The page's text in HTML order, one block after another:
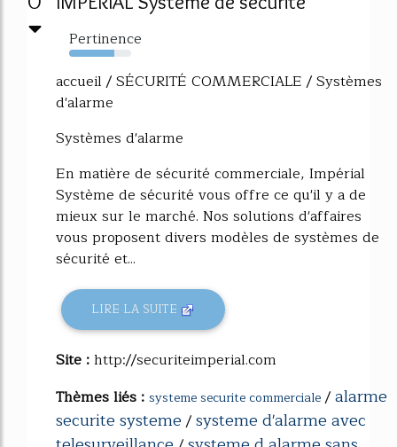
Pertinence
73%
accueil / SÉCURITÉ COMMERCIALE / Systèmes
d'alarme
Systèmes d'alarme
En matière de sécurité commerciale, Impérial
Système de sécurité vous offre ce qu'il y a de
mieux sur le marché. Nos solutions d'affaires
vous proposent divers modèles de systèmes de
sécurité et...
LIRE LA SUITE
Site :http://securiteimperial.com
Thèmes liés : systeme securite commerciale/alarme
securite systeme/systeme d'alarme avec